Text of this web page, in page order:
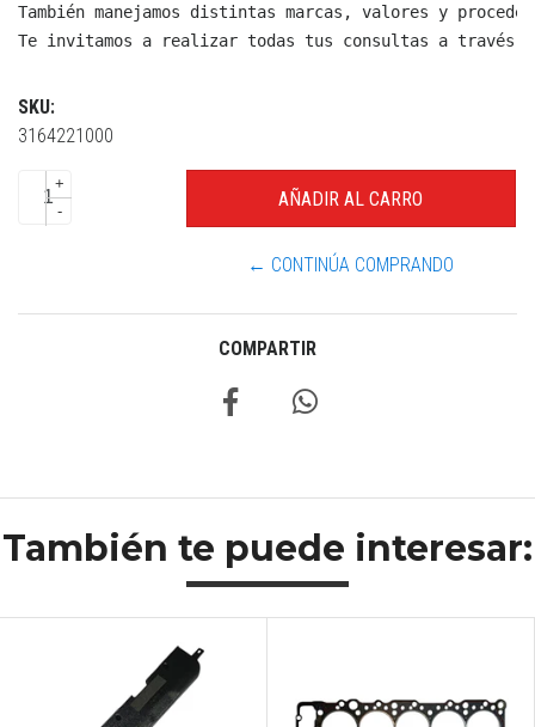
También manejamos distintas marcas, valores y
Te invitamos a realizar todas tus consultas a través
SKU:
3164221000
+
-
← CONTINÚA COMPRANDO
COMPARTIR
También te puede interesar: